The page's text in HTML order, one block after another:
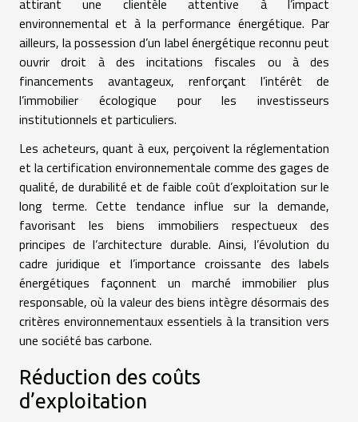
attirant une clientèle attentive à l’impact
environnemental et à la performance énergétique. Par
ailleurs, la possession d’un label énergétique reconnu peut
ouvrir droit à des incitations fiscales ou à des
financements avantageux, renforçant l’intérêt de
l’immobilier écologique pour les investisseurs
institutionnels et particuliers.
Les acheteurs, quant à eux, perçoivent la réglementation
et la certification environnementale comme des gages de
qualité, de durabilité et de faible coût d’exploitation sur le
long terme. Cette tendance influe sur la demande,
favorisant les biens immobiliers respectueux des
principes de l’architecture durable. Ainsi, l’évolution du
cadre juridique et l’importance croissante des labels
énergétiques façonnent un marché immobilier plus
responsable, où la valeur des biens intègre désormais des
critères environnementaux essentiels à la transition vers
une société bas carbone.
Réduction des coûts
d’exploitation